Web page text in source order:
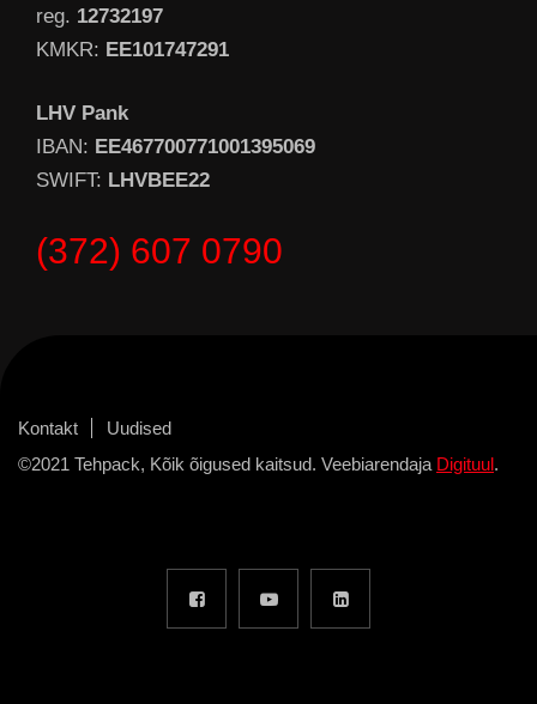
reg. 12732197
KMKR: EE101747291
LHV Pank
IBAN: EE467700771001395069
SWIFT: LHVBEE22
(372) 607 0790
Kontakt
Uudised
©2021 Tehpack, Kõik õigused kaitsud. Veebiarendaja Digituul.